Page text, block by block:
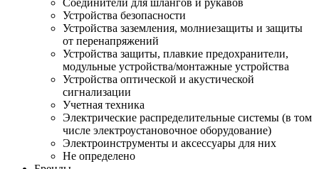
Соединители для шлангов и рукавов
Устройства безопасности
Устройства заземления, молниезащиты и защиты
от перенапряжений
Устройства защиты, плавкие предохранители,
модульные устройства/монтажные устройства
Устройства оптической и акустической
сигнализации
Учетная техника
Электрические распределительные системы (в том
числе электроустановочное оборудование)
Электроинструменты и аксессуары для них
Не определено